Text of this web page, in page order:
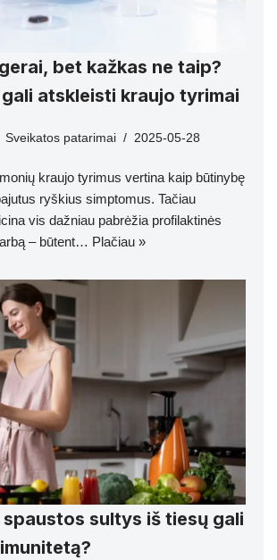
bet kažkas ne taip?
atskleisti kraujo tyrimai
Sveikatos patarimai 2025-05-28
kraujo tyrimus vertina kaip būtinybę
ryškius simptomus. Tačiau
vis dažniau pabrėžia profilaktinės
– būtent… Plačiau »
sultys iš tiesų gali